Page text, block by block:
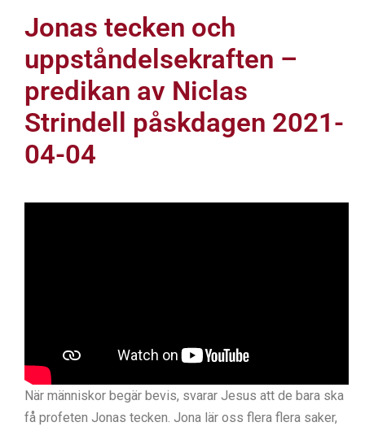
Jonas tecken och
uppståndelsekraften –
predikan av Niclas
Strindell påskdagen 2021-
04-04
När människor begär bevis, svarar Jesus att de bara ska
få profeten Jonas tecken. Jona lär oss flera flera saker,